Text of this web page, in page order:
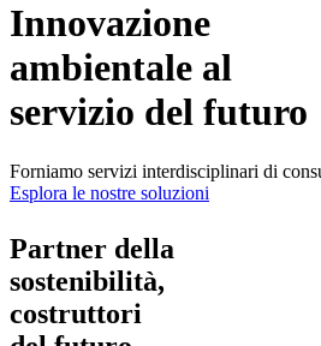
Innovazione
ambientale al
servizio del futuro
Forniamo servizi interdisciplinari di
Esplora le nostre soluzioni
Partner della
sostenibilità,
costruttori